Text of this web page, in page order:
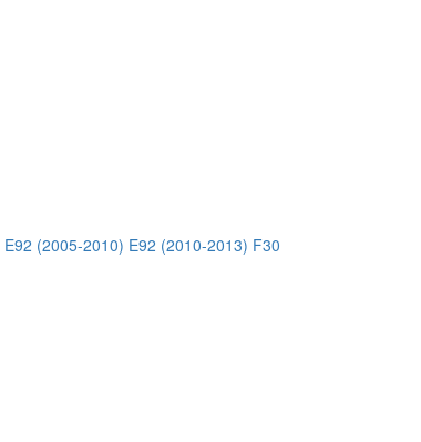
E92 (2005-2010) E92 (2010-2013) F30